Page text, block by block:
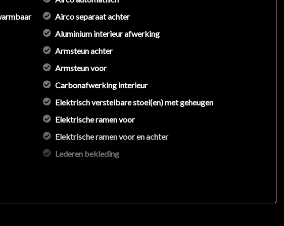
echter geen rechten worden ontleend aan de verstrekte
Airco separaat achter
Aluminium interieur afwerking
Armsteun achter
Armsteun voor
Carbonafwerking interieur
Elektrisch verstelbare stoel(en) met geheugen
Elektrische ramen voor
Elektrische ramen voor en achter
Lederen bekleding
Luxe lederen bekleding